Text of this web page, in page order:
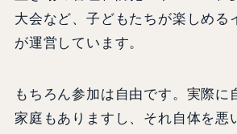
大会など、子どもたちが楽しめる
が運営しています。
もちろん参加は自由です。実際に
家庭もありますし、それ自体を悪